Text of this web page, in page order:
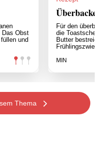
Das Obst
und
Für den
die
Butter
MIN
Thema